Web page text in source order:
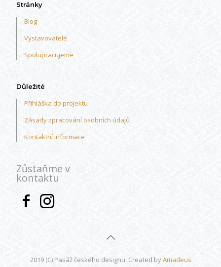
Stránky
Blog
Vystavovatelé
Spolupracujeme
Důležité
Přihláška do projektu
Zásady zpracování osobních údajů
Kontaktní informace
Zůstaňme v
kontaktu
2019 (C) Pasáž českého designu, Created byAmadeus